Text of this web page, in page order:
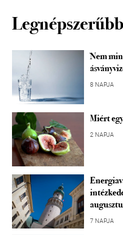
Nem
8 NAPJA
Miért
2 NAPJA
7 NAPJA